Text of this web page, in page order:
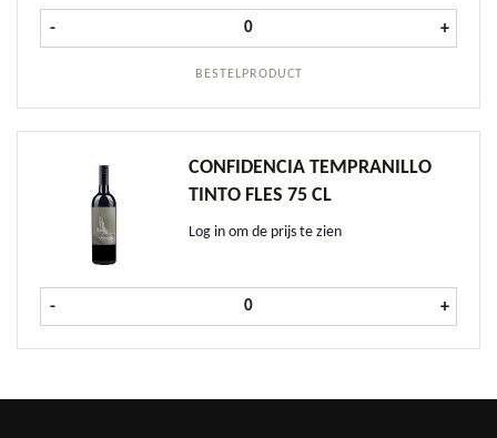
BESTELPRODUCT
- Offley Port Tawny fles 75 cl aantal
+
CONFIDENCIA TEMPRANILLO
TINTO FLES 75 CL
Log in om de prijs te zien
- Confidencia Tempranillo Tinto fles
+